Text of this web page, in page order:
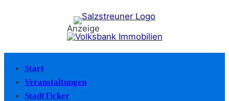
Anzeige
Start
Veranstaltungen
StadtTicker